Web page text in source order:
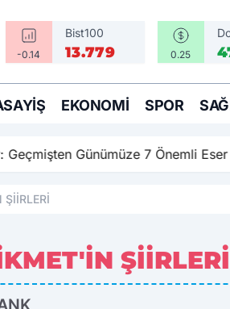
-0.14
Bist100
13.779 0.25
EKONOMI SPOR
Geçmişten Günümüze 7 Önemli Eser
ŞİİRLERİ